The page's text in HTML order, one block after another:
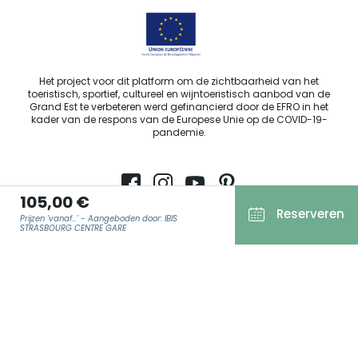
105,00 €
Prijzen 'vanaf...' - Aangeboden door: IBIS
STRASBOURG CENTRE GARE
Reserveren
Het project voor dit platform om de zichtbaarheid van het
toeristisch, sportief, cultureel en wijntoeristisch aanbod van de
Grand Est te verbeteren werd gefinancierd door de EFRO in het
kader van de respons van de Europese Unie op de COVID-19-
pandemie.
Agence Régionale du Tourisme Grand Est ©2026 - Alle rechten